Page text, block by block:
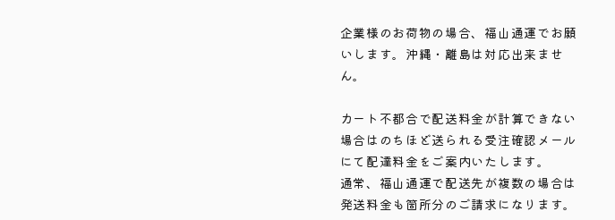
企業様のお荷物の場合、福山通運でお願
いします。沖縄・離島は対応出来ませ
ん。
カート不都合で配送料金が計算できない
場合はのちほど送られる受注確認メール
にて配達料金をご案内いたします。
通常、福山通運で配送先が複数の場合は
発送料金も箇所分のご請求になります。